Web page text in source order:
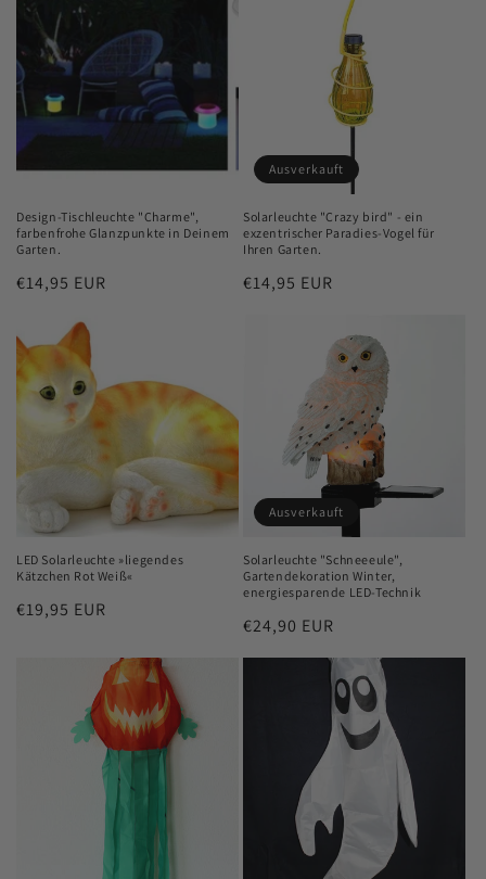
Design-Tischleuchte "Charme",
farbenfrohe Glanzpunkte in Deinem
Garten.
Normaler
€14,95 EUR
Ausverkauft
Solarleuchte "Crazy bird" - ein
exzentrischer Paradies-Vogel für
Ihren Garten.
Normaler
€14,95 EUR
LED Solarleuchte »liegendes
Kätzchen Rot Weiß«
Normaler
€19,95 EUR
Ausverkauft
Solarleuchte "Schneeeule",
Gartendekoration Winter,
energiesparende LED-Technik
Normaler
Preis
€24,90 EUR